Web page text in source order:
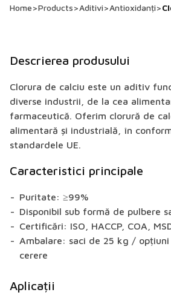
Home>Products>Aditivi>Antioxidanți>
Descrierea produsului
Clorura de calciu este un aditiv
diverse industrii, de la cea
farmaceutică. Oferim clorură de
alimentară și industrială, în
standardele UE.
Caracteristici principale
Puritate: ≥99%
Disponibil sub formă de pulbere
Certificări: ISO, HACCP, COA,
Ambalare: saci de 25 kg /
cerere
Aplicații